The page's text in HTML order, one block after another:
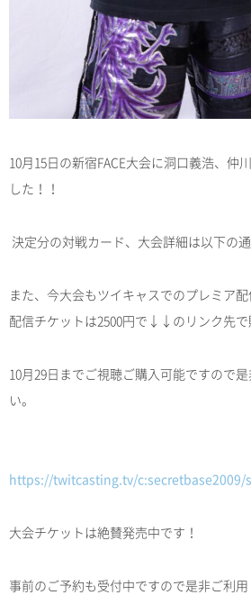
10月15日の新宿FACE大会に洞口義浩、仲
した！！
決定分の対戦カード、大会詳細は以下の通
また、今大会もツイキャスでのプレミア配
配信チケットは2500円で↓↓のリンク先で
10月29日までご視聴ご購入可能ですので
い。
https://twitcasting.tv/c:secretbase2009/
大会チケットは絶賛発売中です！
事前のご予約も受付中ですので是非ご利用